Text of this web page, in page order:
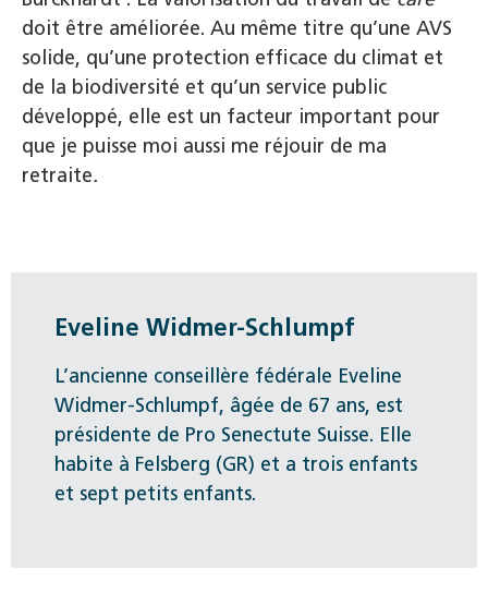
doit être améliorée. Au même titre qu’une AVS
solide, qu’une protection efficace du climat et
de la biodiversité et qu’un service public
développé, elle est un facteur important pour
que je puisse moi aussi me réjouir de ma
retraite.
Eveline Widmer-Schlumpf
L’ancienne conseillère fédérale Eveline
Widmer-Schlumpf, âgée de 67 ans, est
présidente de Pro Senectute Suisse. Elle
habite à Felsberg (GR) et a trois enfants
et sept petits enfants.